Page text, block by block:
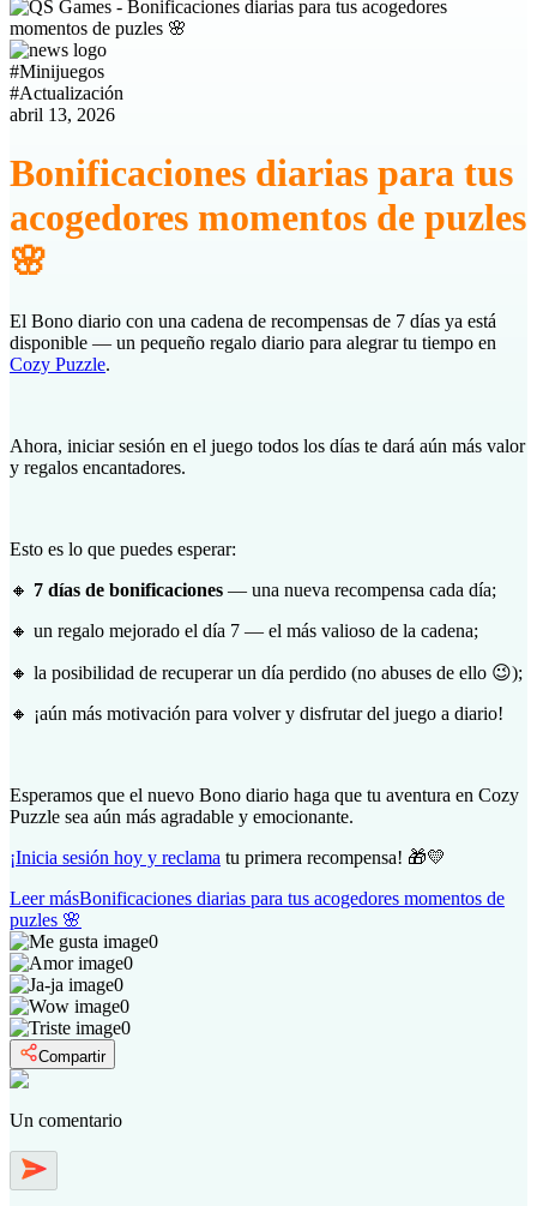
#Minijuegos
#Actualización
abril 13, 2026
Bonificaciones diarias para tus
acogedores momentos de puzles
🌸
El Bono diario con una cadena de recompensas de 7 días ya está
disponible — un pequeño regalo diario para alegrar tu tiempo en
Cozy Puzzle.
Ahora, iniciar sesión en el juego todos los días te dará aún más valor
y regalos encantadores.
Esto es lo que puedes esperar:
🔸 7 días de bonificaciones — una nueva recompensa cada día;
🔸 un regalo mejorado el día 7 — el más valioso de la cadena;
🔸 la posibilidad de recuperar un día perdido (no abuses de ello 😉);
🔸 ¡aún más motivación para volver y disfrutar del juego a diario!
Esperamos que el nuevo Bono diario haga que tu aventura en Cozy
Puzzle sea aún más agradable y emocionante.
¡Inicia sesión hoy y reclama tu primera recompensa! 🎁💛
Leer másBonificaciones diarias para tus acogedores momentos de
puzles 🌸
0
0
0
0
0
Compartir
Un comentario